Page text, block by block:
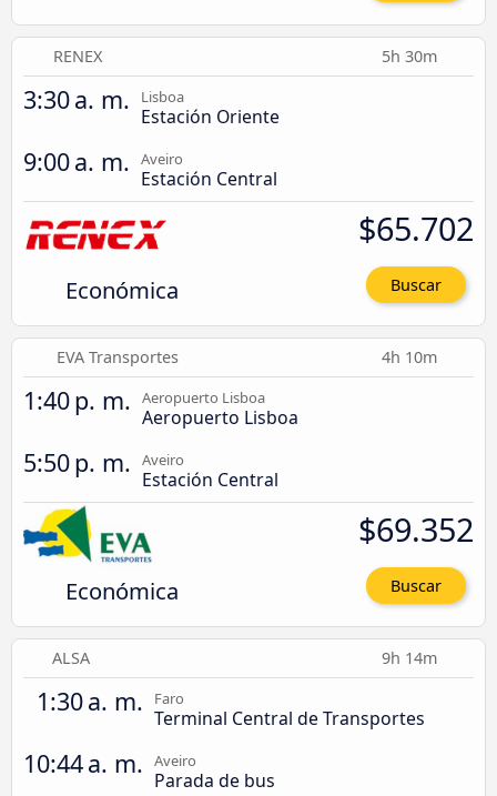
RENEX 5h 30m
3:30 a. m. Lisboa
Estación Oriente
9:00 a. m. Aveiro
Estación Central
Económica
$65.702
Buscar
EVA Transportes 4h 10m
1:40 p. m. Aeropuerto Lisboa
Aeropuerto Lisboa
5:50 p. m. Aveiro
Estación Central
Económica
$69.352
Buscar
ALSA 9h 14m
1:30 a. m. Faro
Terminal Central de Transportes
10:44 a. m. Aveiro
Parada de bus